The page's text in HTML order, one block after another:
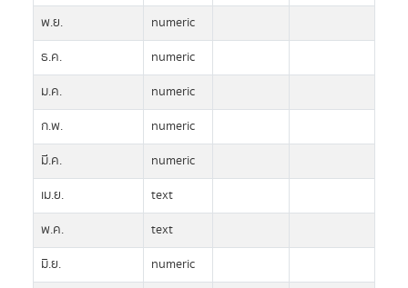
พ.ย.
numeric
ธ.ค.
numeric
ม.ค.
numeric
ก.พ.
numeric
มี.ค.
numeric
เม.ย.
text
พ.ค.
text
มิ.ย.
numeric